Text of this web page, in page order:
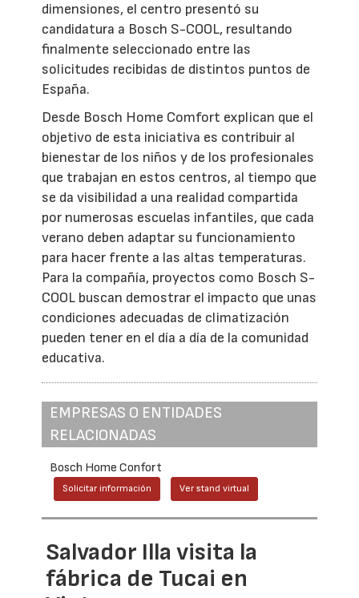
dimensiones, el centro presentó su
candidatura a Bosch S-COOL, resultando
finalmente seleccionado entre las
solicitudes recibidas de distintos puntos de
España.
Desde Bosch Home Comfort explican que el
objetivo de esta iniciativa es contribuir al
bienestar de los niños y de los profesionales
que trabajan en estos centros, al tiempo que
se da visibilidad a una realidad compartida
por numerosas escuelas infantiles, que cada
verano deben adaptar su funcionamiento
para hacer frente a las altas temperaturas.
Para la compañía, proyectos como Bosch S-
COOL buscan demostrar el impacto que unas
condiciones adecuadas de climatización
pueden tener en el día a día de la comunidad
educativa.
EMPRESAS O ENTIDADES
RELACIONADAS
Bosch Home Confort
Solicitar información Ver stand virtual
Salvador Illa visita la
fábrica de Tucai en